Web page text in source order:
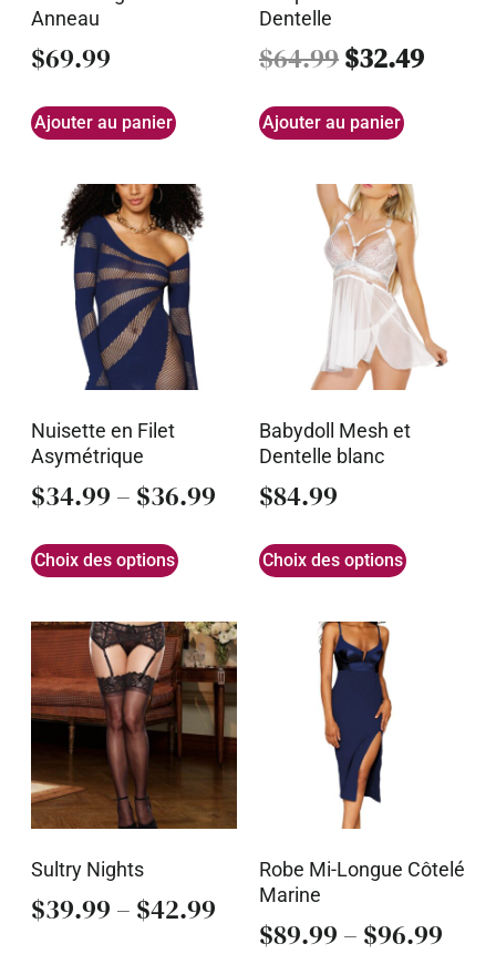
Anneau
$69.99
Ajouter au panier
Dentelle
$64.99$32.49
Ajouter au panier
Nuisette en Filet
Asymétrique
$34.99 – $36.99
Choix des options
Babydoll Mesh et
Dentelle blanc
$84.99
Choix des options
Sultry Nights
$39.99 – $42.99
Robe Mi-Longue Côtelé
Marine
$89.99 – $96.99